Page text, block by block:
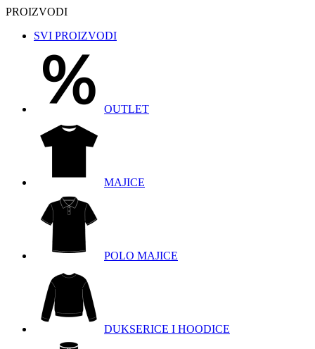
PROIZVODI
SVI PROIZVODI
OUTLET
MAJICE
POLO MAJICE
DUKSERICE I HOODICE